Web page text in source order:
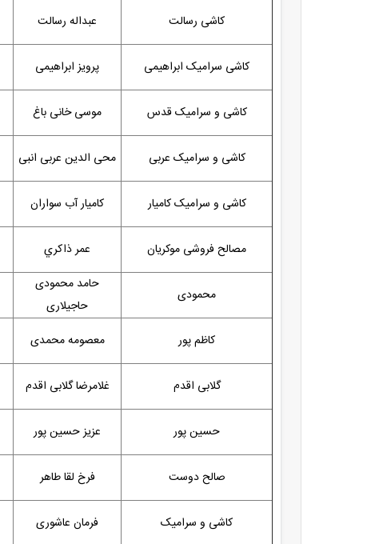
کاشی رسالت عبداله رسالت
کاشی سرامیک ابراهیمی پرویز ابراهیمی
کاشی و سرامیک قدس موسی خانی باغ
کاشی و سرامیک عربی محی الدین عربی انبی
کاشی و سرامیک کامیار کامیار آب سواران
مصالح فروشی موکریان عمر ذاكري
محمودی
حامد محمودی
حاجیلاری
کاظم پور
معصومه محمدی
گلابی اقدم غلامرضا گلابی اقدم
حسین پور عزیز حسین پور
صالح دوست فرخ لقا طاهر
کاشی و سرامیک فرمان عاشوری